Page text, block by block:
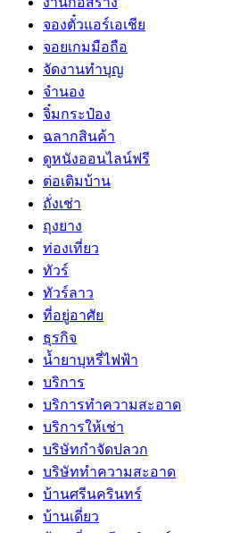
จองตั๋วแอร์เอเชีย
จอยเกมมือถือ
จัดงานทำบุญ
จำนอง
จิ๋มกระป๋อง
ฉลากสินค้า
ดูหนังออนไลน์ฟรี
ต่อเติมบ้าน
ถั่งเช่า
ถุงยาง
ท่องเที่ยว
ทัวร์
ทัวร์ลาว
ที่อยู่อาศัย
ธุรกิจ
น้ำยาบุหรี่ไฟฟ้า
บริการ
บริการทำความสะอาด
บริการให้เช่า
บริษัทกำจัดปลวก
บริษัททำความสะอาด
บ้านศรีนครินทร์
บ้านเดี่ยว